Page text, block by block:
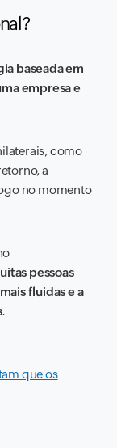
baseada em
empresa e
como
a
no momento
pessoas
fluidas e a
.
que os